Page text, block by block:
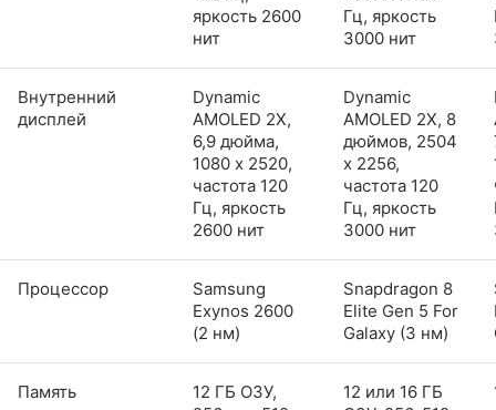
яркость 2600
нит
Гц, яркость
3000 нит
Внутренний
дисплей
Dynamic
AMOLED 2X,
6,9 дюйма,
1080 x 2520,
частота 120
Гц, яркость
2600 нит
Dynamic
AMOLED 2X, 8
дюймов, 2504
x 2256,
частота 120
Гц, яркость
3000 нит
Процессор
Samsung
Exynos 2600
(2 нм)
Snapdragon 8
Elite Gen 5 For
Galaxy (3 нм)
Память
12 ГБ ОЗУ,
12 или 16 ГБ